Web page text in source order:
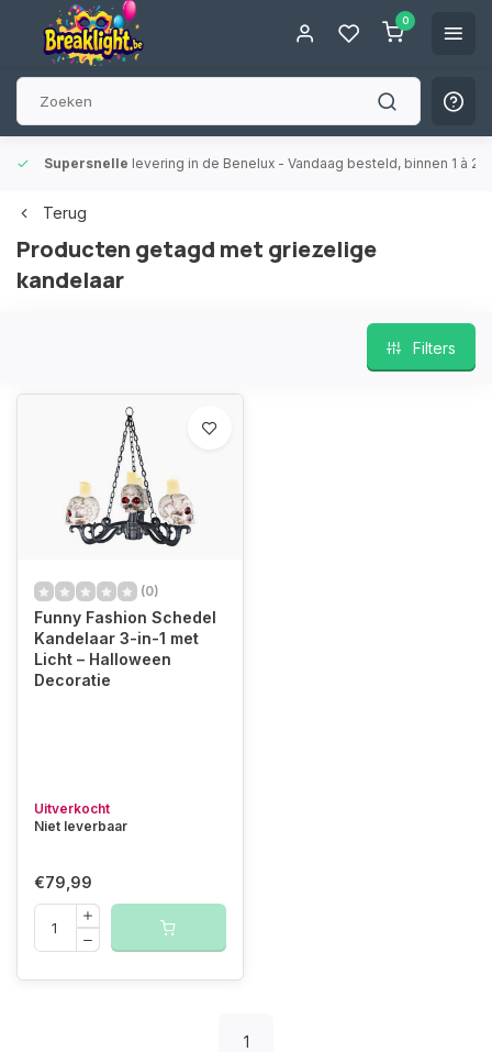
0
Supersnelle levering in de Benelux - Vandaag besteld, binnen 1 à 2
Terug
Producten getagd met griezelige
kandelaar
Filters
(0)
Funny Fashion Schedel
Kandelaar 3-in-1 met
Licht – Halloween
Decoratie
Uitverkocht
Niet leverbaar
€79,99
1